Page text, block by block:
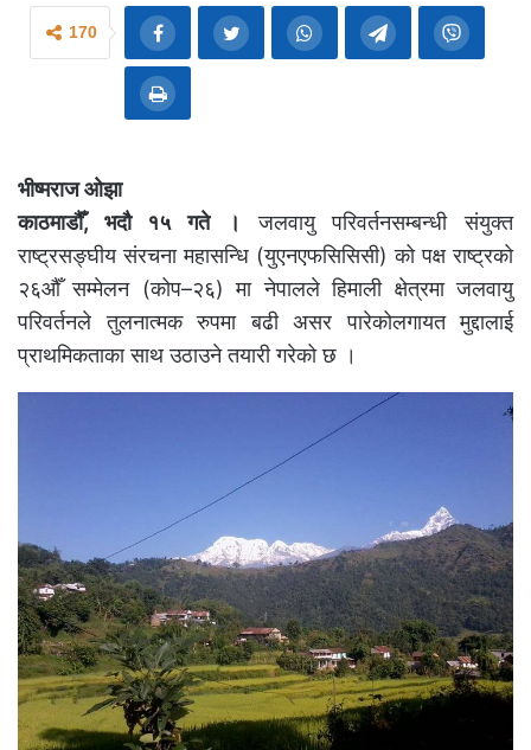
170
भीष्मराज ओझा
काठमाडौँ, भदौ १५ गते ।
जलवायु परिवर्तनसम्बन्धी संयुक्त
राष्ट्रसङ्घीय संरचना महासन्धि (युएनएफसिसिसी) को पक्ष राष्ट्रको
२६औँ सम्मेलन (कोप–२६) मा नेपालले हिमाली क्षेत्रमा जलवायु
परिवर्तनले तुलनात्मक रुपमा बढी असर पारेकोलगायत मुद्दालाई
प्राथमिकताका साथ उठाउने तयारी गरेको छ ।